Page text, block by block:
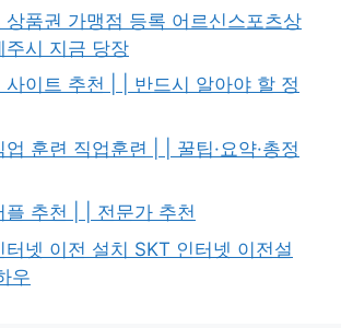
상품권 가맹점 등록 어르신스포츠상
주시 지금 당장
사이트 추천 | | 반드시 알아야 할 정
훈련 직업훈련 | | 꿀팁·요약·총정
플 추천 | | 전문가 추천
터넷 이전 설치 SKT 인터넷 이전설
우